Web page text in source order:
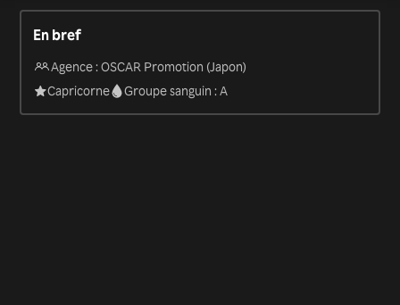
En bref
Agence : OSCAR Promotion (Japon)
Capricorne
Groupe sanguin : A